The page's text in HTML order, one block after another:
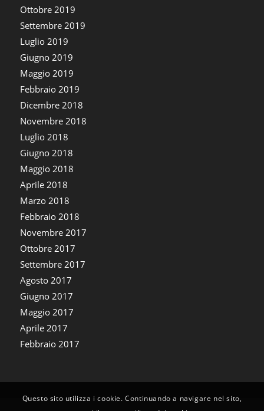
Ottobre 2019
Settembre 2019
Luglio 2019
Giugno 2019
Maggio 2019
Febbraio 2019
Dicembre 2018
Novembre 2018
Luglio 2018
Giugno 2018
Maggio 2018
Aprile 2018
Marzo 2018
Febbraio 2018
Novembre 2017
Ottobre 2017
Settembre 2017
Agosto 2017
Giugno 2017
Maggio 2017
Aprile 2017
Febbraio 2017
Questo sito utilizza i cookie. Continuando a navigare nel sito,